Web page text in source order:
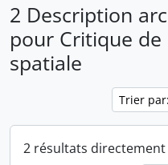
2 Description
pour Critique
spatiale
Trier
2 résultats directement